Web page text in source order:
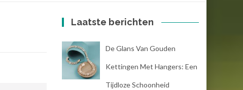
Laatste berichten
De Glans Van Gouden
Kettingen Met Hangers: Een
Tijdloze Schoonheid